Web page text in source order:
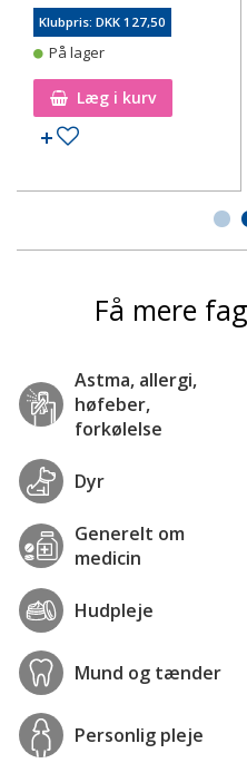
Klubpris: DKK 127,50
På lager
Læg i kurv
Tilføj til ønskeseddel
Få mere
Astma, allergi,
høfeber,
forkølelse
Dyr
Generelt om
medicin
Hudpleje
Mund og tænder
Personlig pleje